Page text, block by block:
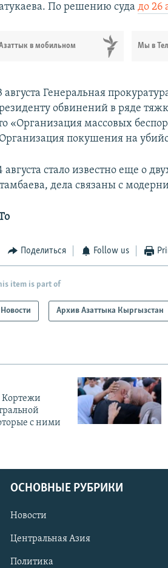
По решению судадо 26
в мобильном Мы в
августа Генеральная
обвинений в ряде
«Организация массовых
покушения на
августа стало известно еще о
дела связаны с
Поделиться Follow us
item is part of
Новости Архив Азаттыка Кыргызстан
Кортежи
с ними
ОСНОВНЫЕ РУБРИКИ
Новости
Центральная Азия
Политика